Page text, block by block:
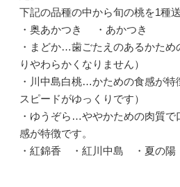
下記の品種の中から旬の桃を1種
・奥あかつき ・あかつき
・まどか…歯ごたえのあるかため
りやわらかくなりません）
・川中島白桃…かための食感が特
スピードがゆっくりです）
・ゆうぞら…ややかための肉質で
感が特徴です。
・紅錦香 ・紅川中島 ・夏の